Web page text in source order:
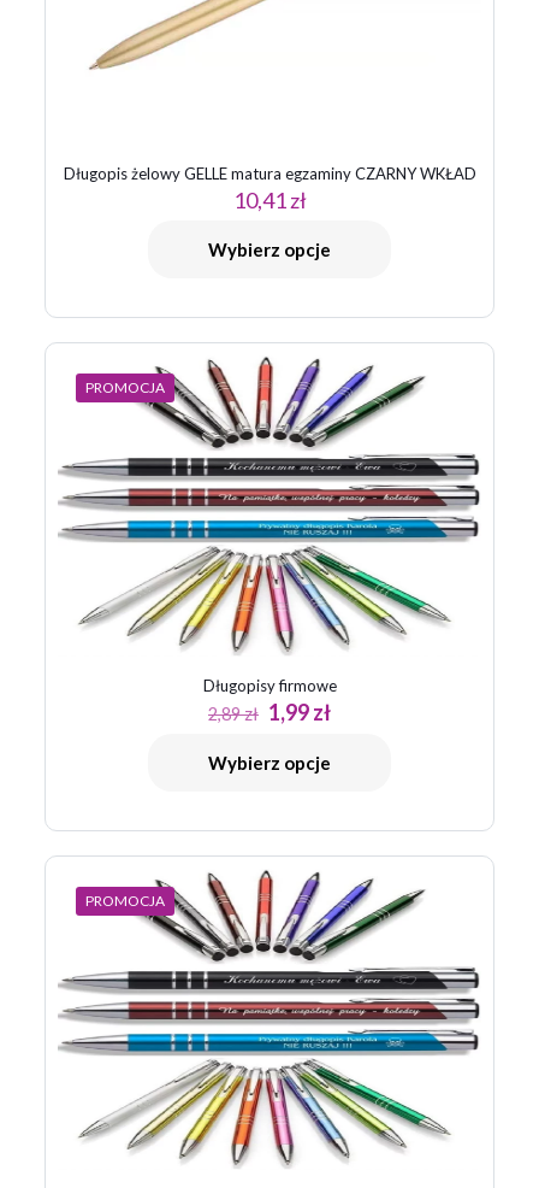
mail*
Zapamiętaj moje dane w tej przeglądarce podczas pisania
kolejnych komentarzy.
Długopis żelowy GELLE matura egzaminy CZARNY WKŁAD
10,41zł
Wybierz opcje
PROMOCJA
Długopisy firmowe
2,89zł Pierwotna
wynosiła:
2,89 zł.
1,99złAktualna
Wybierz opcje
PROMOCJA